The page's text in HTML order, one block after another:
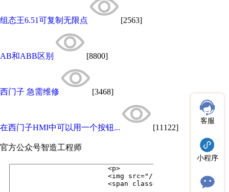
组态王6.51可复制无限点 [2563]
AB和ABB区别 [8800]
西门子 急需维修 [3468]
在西门子HMI中可以用一个按钮... [11122]
官方公众号智造工程师
客服
小程序